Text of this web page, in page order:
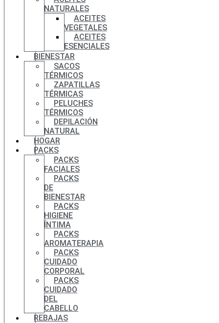
NATURALES
ACEITES
VEGETALES
ACEITES
ESENCIALES
BIENESTAR
SACOS
TÉRMICOS
ZAPATILLAS
TÉRMICAS
PELUCHES
TÉRMICOS
DEPILACIÓN
NATURAL
HOGAR
PACKS
PACKS
FACIALES
PACKS
DE
BIENESTAR
PACKS
HIGIENE
ÍNTIMA
PACKS
AROMATERAPIA
PACKS
CUIDADO
CORPORAL
PACKS
CUIDADO
DEL
CABELLO
REBAJAS